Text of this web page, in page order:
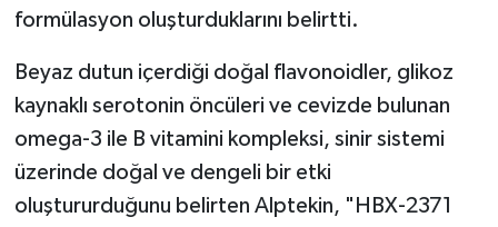
formülasyon oluşturduklarını belirtti.
Beyaz dutun içerdiği doğal flavonoidler, glikoz
kaynaklı serotonin öncüleri ve cevizde bulunan
omega-3 ile B vitamini kompleksi, sinir sistemi
üzerinde doğal ve dengeli bir etki
oluştururduğunu belirten Alptekin, "HBX-2371